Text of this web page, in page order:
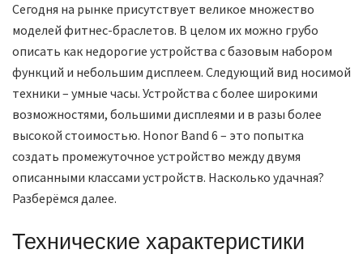
Сегодня на рынке присутствует великое множество
моделей фитнес-браслетов. В целом их можно грубо
описать как недорогие устройства с базовым набором
функций и небольшим дисплеем. Следующий вид носимой
техники – умные часы. Устройства с более широкими
возможностями, большими дисплеями и в разы более
высокой стоимостью. Honor Band 6 – это попытка
создать промежуточное устройство между двумя
описанными классами устройств. Насколько удачная?
Разберёмся далее.
Технические характеристики